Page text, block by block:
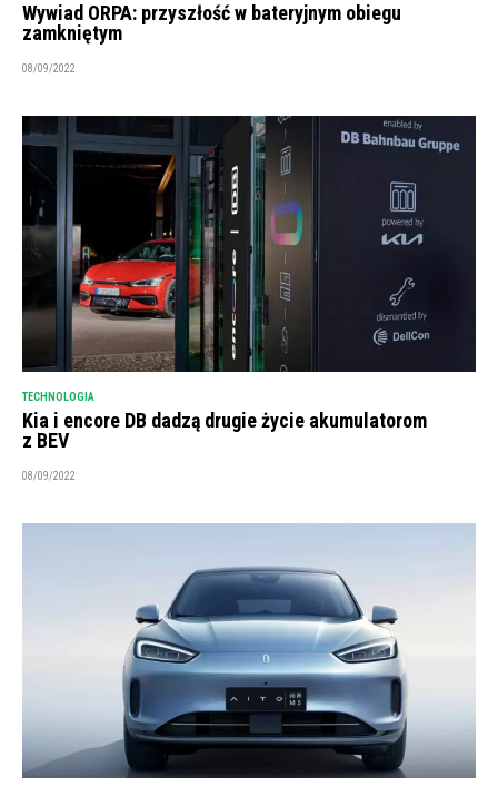
Wywiad ORPA: przyszłość w bateryjnym obiegu
zamkniętym
08/09/2022
TECHNOLOGIA
Kia i encore DB dadzą drugie życie akumulatorom
z BEV
08/09/2022